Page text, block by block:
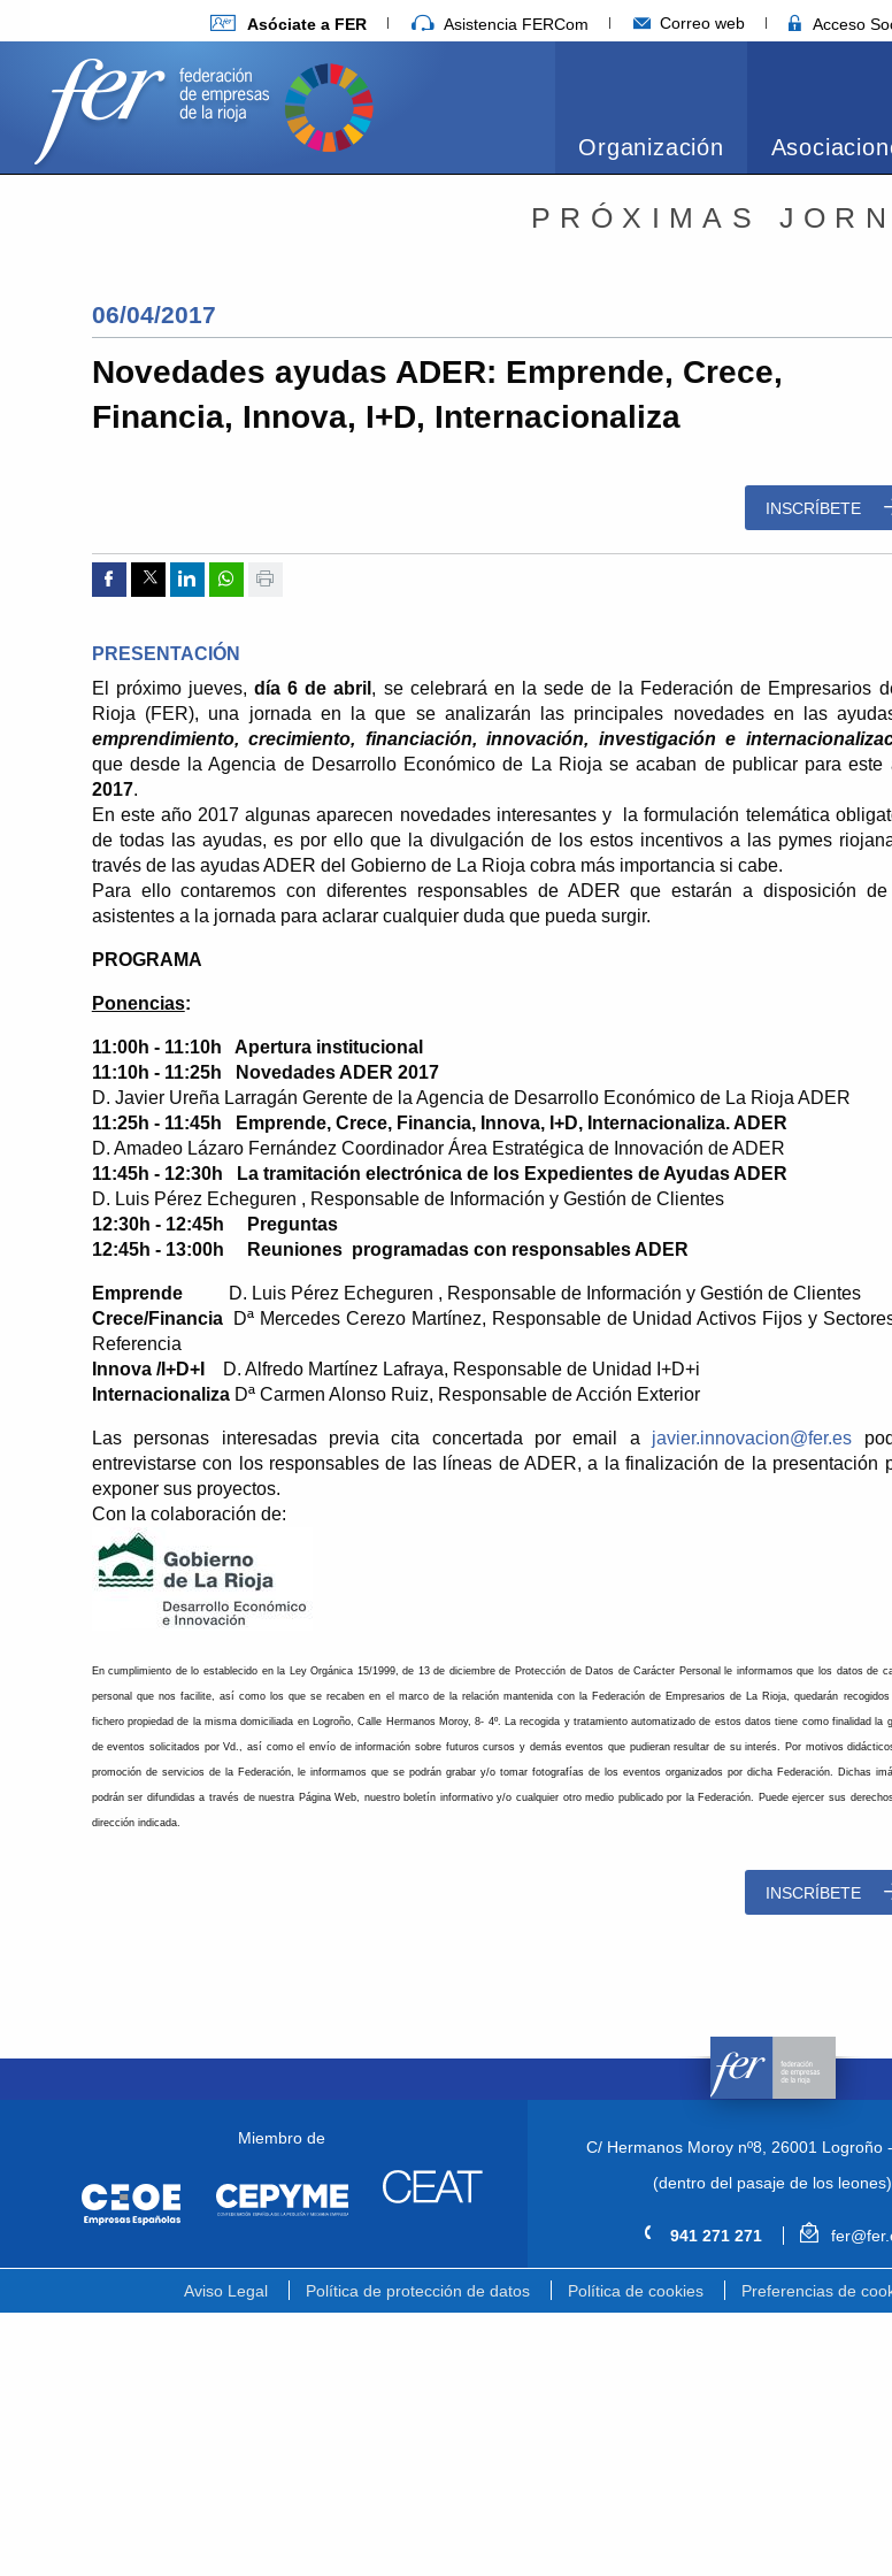
Asóciate a FER Asistencia FERCom Correo web Acceso
Organización
PRÓXIMAS
06/04/2017
Novedades ayudas ADER: Emprende, Crece,
Financia, Innova, I+D, Internacionaliza
INSCRÍBETE
Compartir por Facebook
Compartir por Twitter
Compartir por Linkedin
Compartir por whatsapp
PRESENTACIÓN
El próximo jueves,día 6 de abril , se celebrará en la sede de la Federación de Empresarios
Rioja (FER), una jornada en la que se analizarán las principales novedades en las
emprendimiento, crecimiento, financiación, innovación, investigación e
que desde la Agencia de Desarrollo Económico de La Rioja se acaban de publicar para este
2017.
En este año 2017 algunas aparecen novedades interesantes y la formulación telemática
de todas las ayudas, es por ello que la divulgación de los estos incentivos a las pymes
través de las ayudas ADER del Gobierno de La Rioja cobra más importancia si cabe.
Para ello contaremos con diferentes responsables de ADER que estarán a disposición
asistentes a la jornada para aclarar cualquier duda que pueda surgir.
PROGRAMA
Ponencias:
11:00h - 11:10h Apertura institucional
11:10h - 11:25h Novedades ADER 2017
D. Javier Ureña Larragán Gerente de la Agencia de Desarrollo Económico de La Rioja ADER
11:25h - 11:45h Emprende, Crece, Financia, Innova, I+D, Internacionaliza. ADER
D. Amadeo Lázaro Fernández Coordinador Área Estratégica de Innovación de ADER
11:45h - 12:30h La tramitación electrónica de los Expedientes de Ayudas ADER
D. Luis Pérez Echeguren , Responsable de Información y Gestión de Clientes
12:30h - 12:45h Preguntas
12:45h - 13:00h Reuniones programadas con responsables ADER
Emprende
D. Luis Pérez Echeguren , Responsable de Información y Gestión de Clientes
Crece/Financia Dª Mercedes Cerezo Martínez, Responsable de Unidad Activos Fijos y
Referencia
Innova /I+D+I
D. Alfredo Martínez Lafraya, Responsable de Unidad I+D+i
InternacionalizaDª Carmen Alonso Ruiz, Responsable de Acción Exterior
Las personas interesadas previa cita concertada por email a javier.innovacion@fer.es
entrevistarse con los responsables de las líneas de ADER, a la finalización de la presentación
exponer sus proyectos.
Con la colaboración de:
En cumplimiento de lo establecido en la Ley Orgánica 15/1999, de 13 de diciembre de Protección de Datos de Carácter Personal le informamos que los datos de
personal que nos facilite, así como los que se recaben en el marco de la relación mantenida con la Federación de Empresarios de La Rioja, quedarán
fichero propiedad de la misma domiciliada en Logroño, Calle Hermanos Moroy, 8- 4º. La recogida y tratamiento automatizado de estos datos tiene como finalidad la
de eventos solicitados por Vd., así como el envío de información sobre futuros cursos y demás eventos que pudieran resultar de su interés. Por motivos
promoción de servicios de la Federación, le informamos que se podrán grabar y/o tomar fotografías de los eventos organizados por dicha Federación. Dichas
podrán ser difundidas a través de nuestra Página Web, nuestro boletín informativo y/o cualquier otro medio publicado por la Federación. Puede ejercer sus
dirección indicada.
INSCRÍBETE
Miembro de C/ Hermanos Moroy nº8, 26001 Logroño
(dentro del pasaje de los leones)
941 271 271
Aviso Legal Política de protección de datos Política de cookies Preferencias de